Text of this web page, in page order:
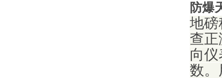
防爆
地
查
向
数。